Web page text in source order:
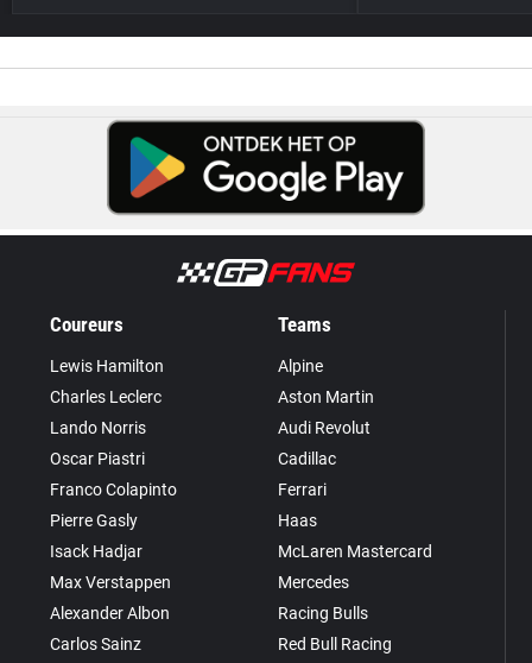
Coureurs
Lewis Hamilton
Charles Leclerc
Lando Norris
Oscar Piastri
Franco Colapinto
Pierre Gasly
Isack Hadjar
Max Verstappen
Alexander Albon
Carlos Sainz
Teams
Alpine
Aston Martin
Audi Revolut
Cadillac
Ferrari
Haas
McLaren Mastercard
Mercedes
Racing Bulls
Red Bull Racing